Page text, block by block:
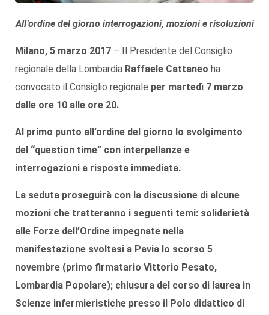
All’ordine del giorno interrogazioni, mozioni e risoluzioni
Milano, 5 marzo 2017 – Il Presidente del Consiglio
regionale della Lombardia Raffaele Cattaneo ha
convocato il Consiglio regionale per martedì 7 marzo
dalle ore 10 alle ore 20.
Al primo punto all’ordine del giorno lo svolgimento
del “question time” con interpellanze e
interrogazioni a risposta immediata.
La seduta proseguirà con la discussione di alcune
mozioni che tratteranno i seguenti temi: solidarietà
alle Forze dell’Ordine impegnate nella
manifestazione svoltasi a Pavia lo scorso 5
novembre (primo firmatario Vittorio Pesato,
Lombardia Popolare); chiusura del corso di laurea in
Scienze infermieristiche presso il Polo didattico di